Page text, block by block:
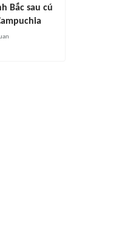
Bắc sau cú